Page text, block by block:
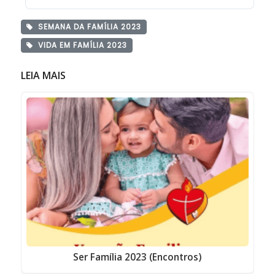
SEMANA DA FAMÍLIA 2023
VIDA EM FAMÍLIA 2023
LEIA MAIS
Ser Família 2023 (Encontros)